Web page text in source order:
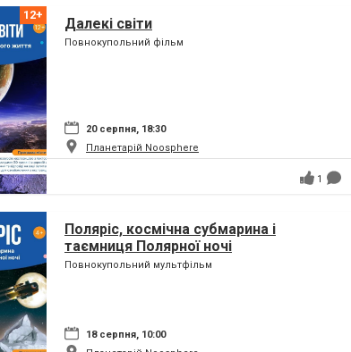
Далекі світи
Повнокупольний фільм
20 серпня, 18:30
Планетарій Noosphere
1
Поляріс, космічна субмарина і
таємниця Полярної ночі
Повнокупольний мультфільм
18 серпня, 10:00